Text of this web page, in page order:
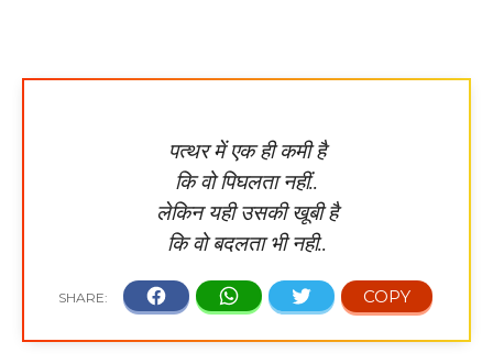
पत्थर में एक ही कमी है
कि वो पिघलता नहीं..
लेकिन यही उसकी खूबी है
कि वो बदलता भी नही..